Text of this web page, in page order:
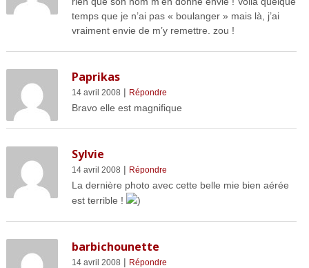
temps que je n’ai pas « boulanger » mais là, j’ai
vraiment envie de m’y remettre. zou !
Paprikas
14 avril 2008 | Répondre
Bravo elle est magnifique
Sylvie
14 avril 2008 | Répondre
La dernière photo avec cette belle mie bien aérée
est terrible !
)
barbichounette
14 avril 2008 | Répondre